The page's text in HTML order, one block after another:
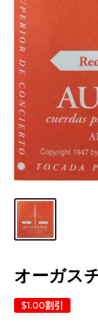
オーガス
$1.00割引